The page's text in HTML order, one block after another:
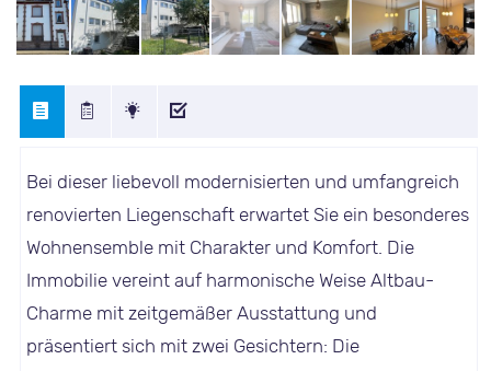
Bei dieser liebevoll modernisierten und umfangreich
renovierten Liegenschaft erwartet Sie ein besonderes
Wohnensemble mit Charakter und Komfort. Die
Immobilie vereint auf harmonische Weise Altbau-
Charme mit zeitgemäßer Ausstattung und
präsentiert sich mit zwei Gesichtern: Die